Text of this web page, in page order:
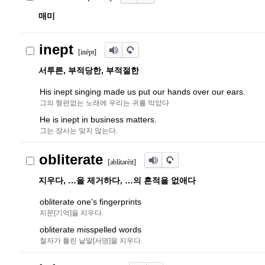
매미
inept [inépt]
서투른, 부적당한, 부적절한
His inept singing made us put our hands over our ears.
그의 형편없는 노래에 우리는 귀를 막았다
He is inept in business matters.
그는 장사는 맞지 않는다.
obliterate [əblítərèit]
지우다, …을 제거하다, …의 흔적을 없애다
obliterate one's fingerprints
지문[기억]을 지우다.
obliterate misspelled words
철자가 틀린 낱말[서명]을 지우다.